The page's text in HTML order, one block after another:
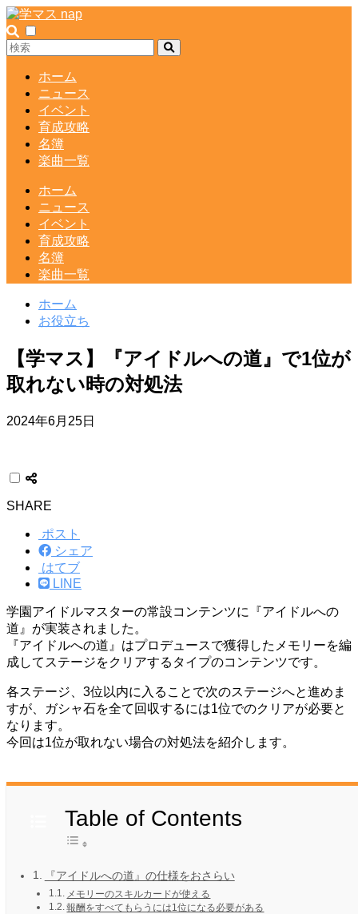
ホーム
ニュース
イベント
育成攻略
名簿
楽曲一覧
ホーム
ニュース
イベント
育成攻略
名簿
楽曲一覧
ホーム
お役立ち
【学マス】『アイドルへの道』で1位が
取れない時の対処法
2024年6月25日
SHARE
ポスト
シェア
はてブ
LINE
学園アイドルマスターの常設コンテンツに『アイドルへの
道』が実装されました。
『アイドルへの道』はプロデュースで獲得したメモリーを編
成してステージをクリアするタイプのコンテンツです。
各ステージ、3位以内に入ることで次のステージへと進めま
すが、ガシャ石を全て回収するには1位でのクリアが必要と
なります。
今回は1位が取れない場合の対処法を紹介します。
Table of Contents
『アイドルへの道』の仕様をおさらい
メモリーのスキルカードが使える
報酬をすべてもらうには1位になる必要がある